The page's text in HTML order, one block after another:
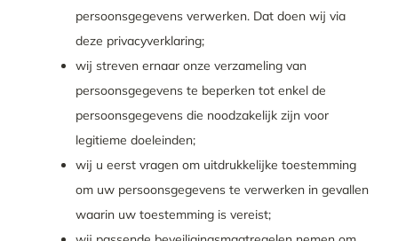
persoonsgegevens verwerken. Dat doen wij via
deze privacyverklaring;
wij streven ernaar onze verzameling van
persoonsgegevens te beperken tot enkel de
persoonsgegevens die noodzakelijk zijn voor
legitieme doeleinden;
wij u eerst vragen om uitdrukkelijke toestemming
om uw persoonsgegevens te verwerken in gevallen
waarin uw toestemming is vereist;